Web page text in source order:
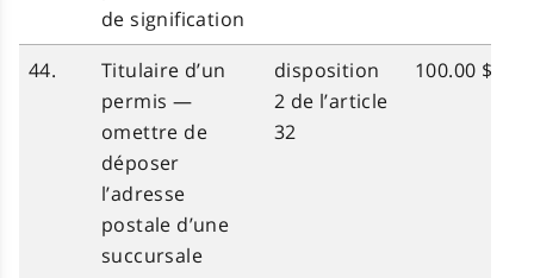
de signification
44.
Titulaire d’un
permis —
omettre de
déposer
l’adresse
postale d’une
succursale
disposition
2 de l’article
32
100.00 $